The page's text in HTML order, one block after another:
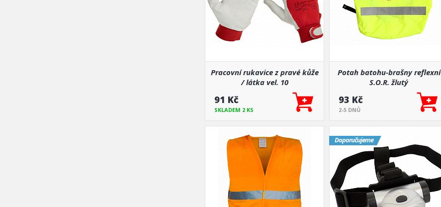
Pracovní rukavice z pravé kůže
/ látka vel. 10
91 Kč
SKLADEM 2 KS
Potah batohu-brašny reflexní
S.O.R. žlutý
93 Kč
2-5 DNŮ
Doporučujeme